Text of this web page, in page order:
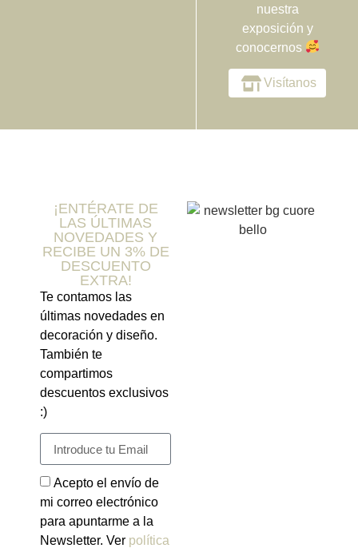
nuestra
exposición y
conocernos
Visítanos
¡ENTÉRATE DE
LAS ÚLTIMAS
NOVEDADES Y
RECIBE UN 3% DE
DESCUENTO
EXTRA!
Te contamos las
últimas novedades en
decoración y diseño.
También te
compartimos
descuentos exclusivos
:)
Acepto el envío de
mi correo electrónico
para apuntarme a la
Newsletter. Ver política